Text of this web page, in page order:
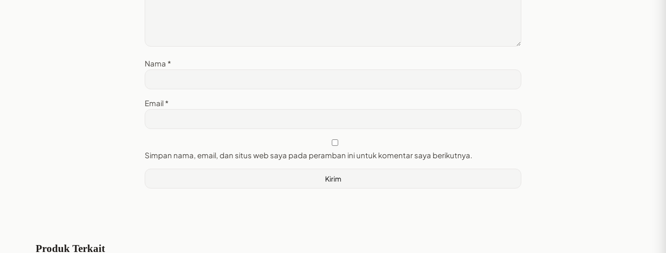
Nama *
Email *
Simpan nama, email, dan situs web saya pada peramban ini untuk komentar saya berikutnya.
Produk Terkait